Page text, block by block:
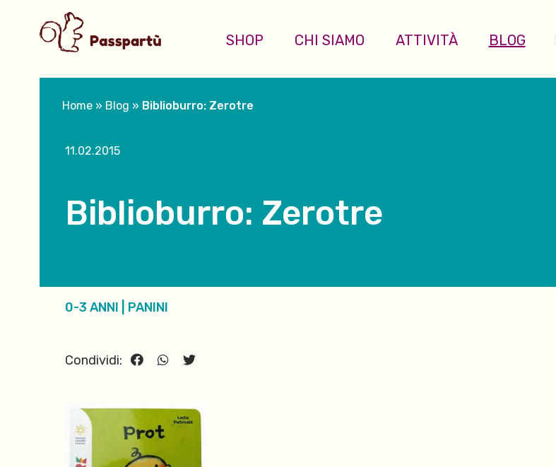
SHOP CHI SIAMO ATTIVITÀ BLOG
Home » Blog » Biblioburro: Zerotre
11.02.2015
Biblioburro: Zerotre
0-3 ANNI PANINI
Condividi: